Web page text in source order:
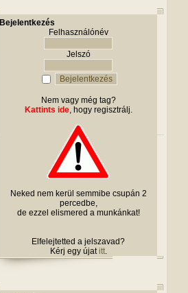
Bejelentkezés
Felhasználónév
Jelszó
Nem vagy még tag?
Kattints ide, hogy regisztrálj.
Neked nem kerül semmibe csupán 2
percedbe,
de ezzel elismered a munkánkat!
Elfelejtetted a jelszavad?
Kérj egy újatitt.